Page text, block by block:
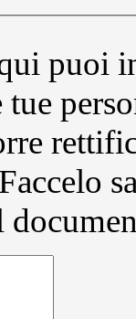
puoi
tue
Puoi inoltre